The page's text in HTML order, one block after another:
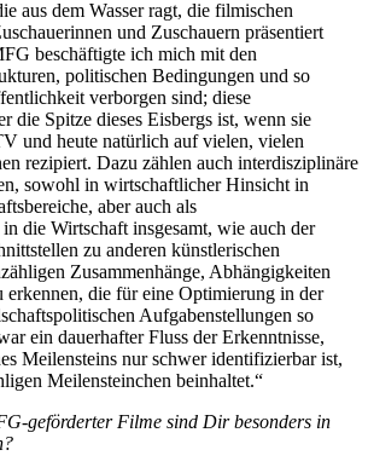
aus dem Wasser ragt, die filmischen
und Zuschauern präsentiert
beschäftigte ich mich mit den
politischen Bedingungen und so
verborgen sind; diese
die Spitze dieses Eisbergs ist, wenn sie
und heute natürlich auf vielen, vielen
rezipiert. Dazu zählen auch interdisziplinäre
sowohl in wirtschaftlicher Hinsicht in
aber auch als
die Wirtschaft insgesamt, wie auch der
zu anderen künstlerischen
Zusammenhänge, Abhängigkeiten
die für eine Optimierung in der
Aufgabenstellungen so
ein dauerhafter Fluss der Erkenntnisse,
Meilensteins nur schwer identifizierbar ist,
Meilensteinchen beinhaltet.“
geförderter Filme sind Dir besonders in